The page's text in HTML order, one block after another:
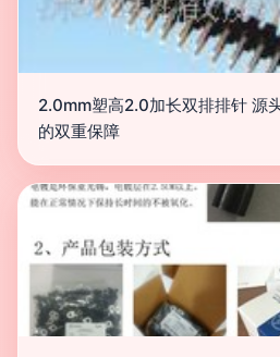
2.0mm塑高2.0加长双排排针 源
的双重保障